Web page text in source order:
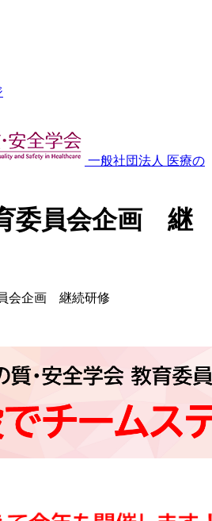
一般社団法人 医療の
委員会企画 継
会企画 継続研修